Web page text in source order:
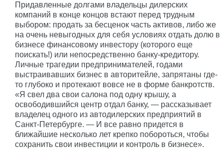
Придавленные долгами владельцы дилерских
компаний в конце концов встают перед трудным
выбором: продать за бесценок часть активов, либо же
на очень невыгодных для себя условиях отдать долю в
бизнесе финансовому инвестору (которого еще
поискать!) или непосредственно банку-кредитору.
Личные трагедии предпринимателей, годами
выстраивавших бизнес в авторитейле, запрятаны где-
то глубоко и протекают вовсе не в форме банкротств.
«Я свел два свои салона под одну крышу, а
освободившийся центр отдал банку, — рассказывает
владелец одного из автодилерских предприятий в
Санкт-Петербурге. — И все равно придется в
ближайшие несколько лет крепко побороться, чтобы
сохранить свои инвестиции и контроль в бизнесе».